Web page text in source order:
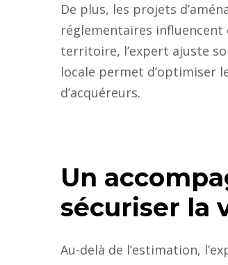
De plus, les projets
réglementaires influencent
territoire, l’expert ajuste
locale permet d’optimiser
d’acquéreurs.
Un
sécuriser la
Au-delà de l’estimation,